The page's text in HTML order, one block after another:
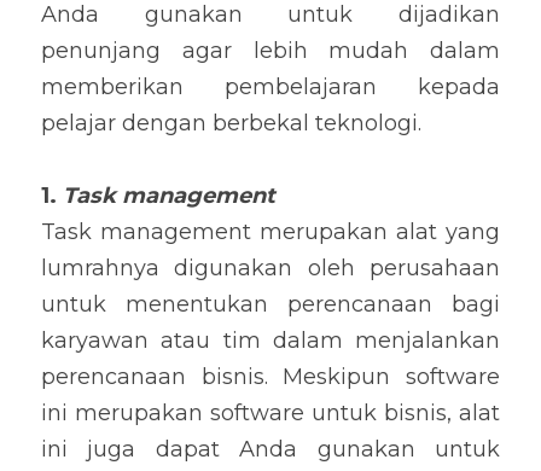
Anda gunakan untuk dijadikan
penunjang agar lebih mudah dalam
memberikan pembelajaran kepada
pelajar dengan berbekal teknologi.
1. Task management
Task management merupakan alat yang
lumrahnya digunakan oleh perusahaan
untuk menentukan perencanaan bagi
karyawan atau tim dalam menjalankan
perencanaan bisnis. Meskipun software
ini merupakan software untuk bisnis, alat
ini juga dapat Anda gunakan untuk